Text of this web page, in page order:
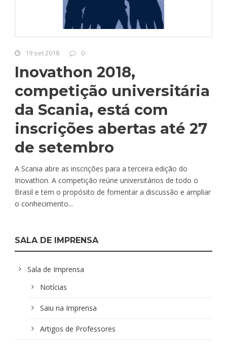
19 set 2018 0
Inovathon 2018,
competição universitária
da Scania, está com
inscrições abertas até 27
de setembro
A Scania abre as inscrições para a terceira edição do
Inovathon. A competição reúne universitários de todo o
Brasil e tem o propósito de fomentar a discussão e ampliar
o conhecimento...
SALA DE IMPRENSA
Sala de Imprensa
Notícias
Saiu na Imprensa
Artigos de Professores